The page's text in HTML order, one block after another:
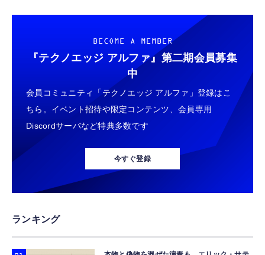
￥949
タイプc 寝ホンイヤホン 寝ホン type-c 有線
睡眠用イヤホン 【音質強化バージョン
iPhone 15/16/17対応】横向きに寝ると耳が圧
迫されない ソフトシリコンで柔らかい 超軽量
超小型 外部ノイズ遮断 音質良い リモコン マ
イク付き 安眠 仕事 勉強 通勤通学最適（黑-
￥2,199
Lightning to 3.5mm イヤホンジャック 変換
MFi認証 【ハイレゾ音質】 内蔵DAC 遅延な
し 48ビット/96KHz 音量調節対応
用 折りたたみ式プラグ しろちゃん 【
iPhone16 15 等対応】 EC-AC6920WF
￥1,058
エレコム 充電器 Type-C USB-C 20W USB PD
対応 1ポート PSE認証品 GaN採用 折りたた
み式プラグ ホワイト 【 iPhone16 15 等対
応】 EC-AC6820WH
￥790
エレコム 充電器 45W 2ポート Type-C USB-A
USB PD対応 PPS対応 GaN II採用 折りたた
み式プラグ ホワイト EC-AC11045WH
M.2 SSD 512GB WPS Office付き WiFi Type-
C Windows11 デスクトップパソコン (整備済
み品)
￥99,800
【ミニpc 最新第12世代 N95 省電力 N97より
高速】BMAX ミニpc mini pc N95 4C/4T
15W 最大3.4GHz 12GB LPDDR5+512GB
SSD 小型PC 8TB拡張M.2_NVMe/SATA
HDMI2.1/2画面出力 4K@60Hz 小型パソコン
高速2.4G/5GWi-Fi BT5.0 ギガビットLAN 静
￥39,999
【2026新登場】Wingame 一体型PC 24イン
チ タッチパネル デスクトップパソコン Core
i7 FHD 1920x1080P Win11 Pro Office 2024
搭載 一体型パソコン 高度調整可能 超狭ベゼ
ル 隠しカメラ内蔵/WiFi5/ BT5.0 有線キーボ
BECOME A MEMBER
『テクノエッジ アルファ』 第二期会員募集
中
会員コミュニティ「テクノエッジ アルファ」登録はこ
ちら。イベント招待や限定コンテンツ、会員専用
Discordサーバなど特典多数です
今すぐ登録
ランキング